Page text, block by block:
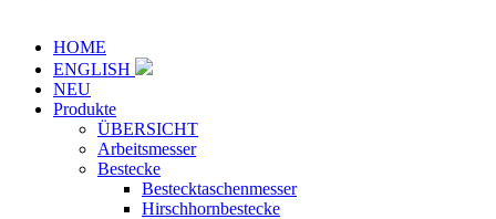
HOME
ENGLISH
NEU
Produkte
ÜBERSICHT
Arbeitsmesser
Bestecke
Bestecktaschenmesser
Hirschhornbestecke